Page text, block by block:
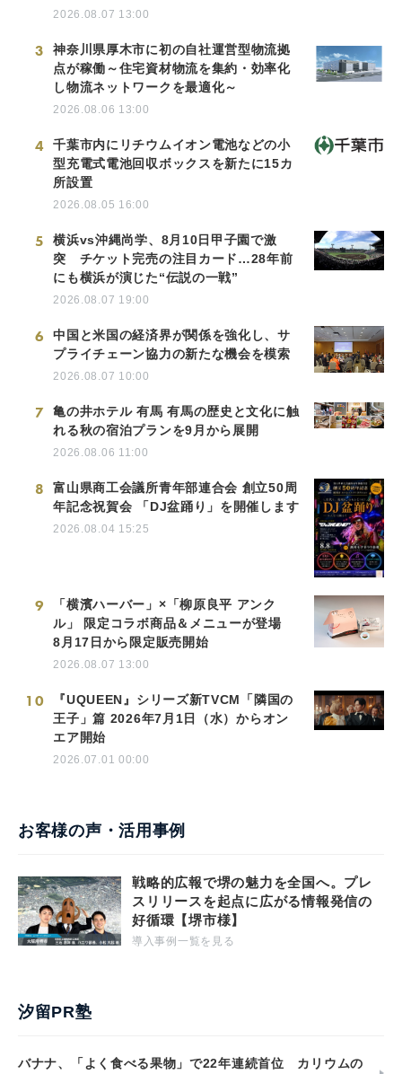
2026.08.07 13:00
3
神奈川県厚木市に初の自社運営型物流拠
点が稼働～住宅資材物流を集約・効率化
し物流ネットワークを最適化～
2026.08.06 13:00
4
千葉市内にリチウムイオン電池などの小
型充電式電池回収ボックスを新たに15カ
所設置
2026.08.05 16:00
5
横浜vs沖縄尚学、8月10日甲子園で激
突 チケット完売の注目カード…28年前
にも横浜が演じた“伝説の一戦”
2026.08.07 19:00
6
中国と米国の経済界が関係を強化し、サ
プライチェーン協力の新たな機会を模索
2026.08.07 10:00
7
亀の井ホテル 有馬 有馬の歴史と文化に触
れる秋の宿泊プランを9月から展開
2026.08.06 11:00
8
富山県商工会議所青年部連合会 創立50周
年記念祝賀会 「DJ盆踊り」を開催します
2026.08.04 15:25
9
「横濱ハーバー」×「柳原良平 アンク
ル」 限定コラボ商品＆メニューが登場
8月17日から限定販売開始
2026.08.07 13:00
10
『UQUEEN』シリーズ新TVCM「隣国の
王子」篇 2026年7月1日（水）からオン
エア開始
2026.07.01 00:00
お客様の声・活用事例
戦略的広報で堺の魅力を全国へ。プレ
スリリースを起点に広がる情報発信の
好循環【堺市様】
導入事例一覧を見る
汐留PR塾
バナナ、「よく食べる果物」で22年連続首位 カリウムの